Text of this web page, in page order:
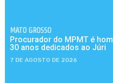
MATO GROSSO
Procurador do MPMT é
30 anos dedicados ao Júri
7 DE AGOSTO DE 2026